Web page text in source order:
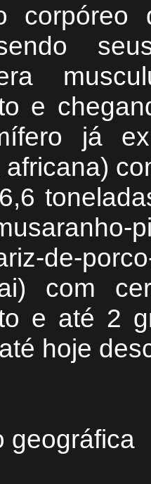
corpóreo
e
já
de-
com
e até 2
hoje
geográfica